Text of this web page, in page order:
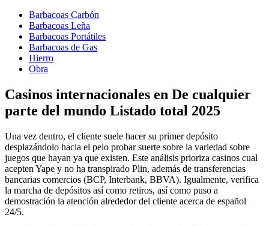
Barbacoas Carbón
Barbacoas Leña
Barbacoas Portátiles
Barbacoas de Gas
Hierro
Obra
Casinos internacionales en De cualquier
parte del mundo Listado total 2025
Una vez dentro, el cliente suele hacer su primer depósito
desplazándolo hacia el pelo probar suerte sobre la variedad sobre
juegos que hayan ya que existen. Este análisis prioriza casinos cual
acepten Yape y no ha transpirado Plin, además de transferencias
bancarias comercios (BCP, Interbank, BBVA). Igualmente, verifica
la marcha de depósitos así­ como retiros, así­ como puso a
demostración la atención alrededor del cliente acerca de español
24/5.